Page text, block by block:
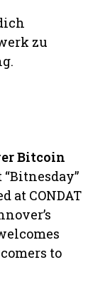
zu
Bitcoin
at CONDAT
to